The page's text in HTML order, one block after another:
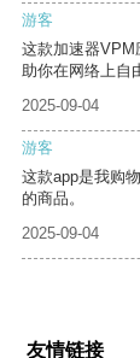
游客
这款加速器VPM
助你在网络上自
2025-09-04
游客
这款app是我购
的商品。
2025-09-04
友情链接